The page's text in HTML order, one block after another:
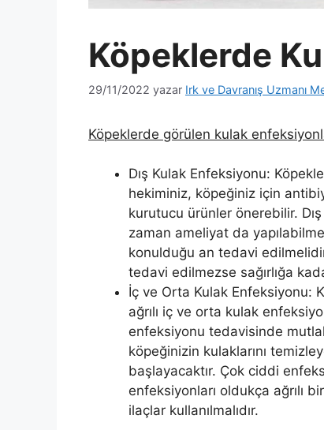
Köpeklerde
29/11/2022 yazar Irk ve Davranış Uzmanı
Köpeklerde görülen kulak
Dış Kulak Enfeksiyonu:
hekiminiz, köpeğiniz için
kurutucu ürünler önerebilir.
zaman ameliyat da
konulduğu an tedavi
tedavi edilmezse sağırlığa
İç ve Orta Kulak Enfeksiyonu:
ağrılı iç ve orta kulak
enfeksiyonu tedavisinde
köpeğinizin kulaklarını
başlayacaktır. Çok ciddi
enfeksiyonları oldukça ağrılı
ilaçlar kullanılmalıdır.